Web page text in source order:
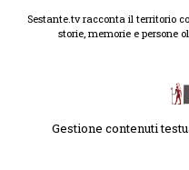
Sestante.tv racconta il territorio
storie, memorie e persone
Gestione contenuti